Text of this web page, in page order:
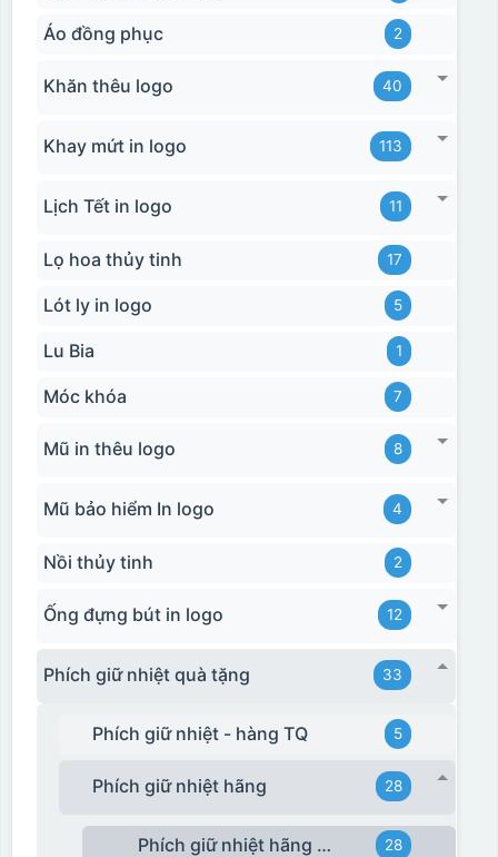
Áo đồng phục 2
Khăn thêu logo 40
Khay mứt in logo 113
Lịch Tết in logo 11
Lọ hoa thủy tinh 17
Lót ly in logo 5
Lu Bia 1
Móc khóa 7
Mũ in thêu logo 8
Mũ bảo hiểm In logo 4
Nồi thủy tinh 2
Ống đựng bút in logo 12
Phích giữ nhiệt quà tặng 33
Phích giữ nhiệt - hàng TQ 5
Phích giữ nhiệt hãng 28
Phích giữ nhiệt hãng Rạng Đông 28